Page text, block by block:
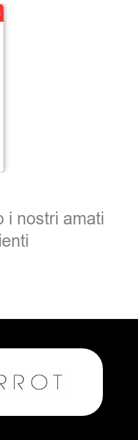
i nostri amati